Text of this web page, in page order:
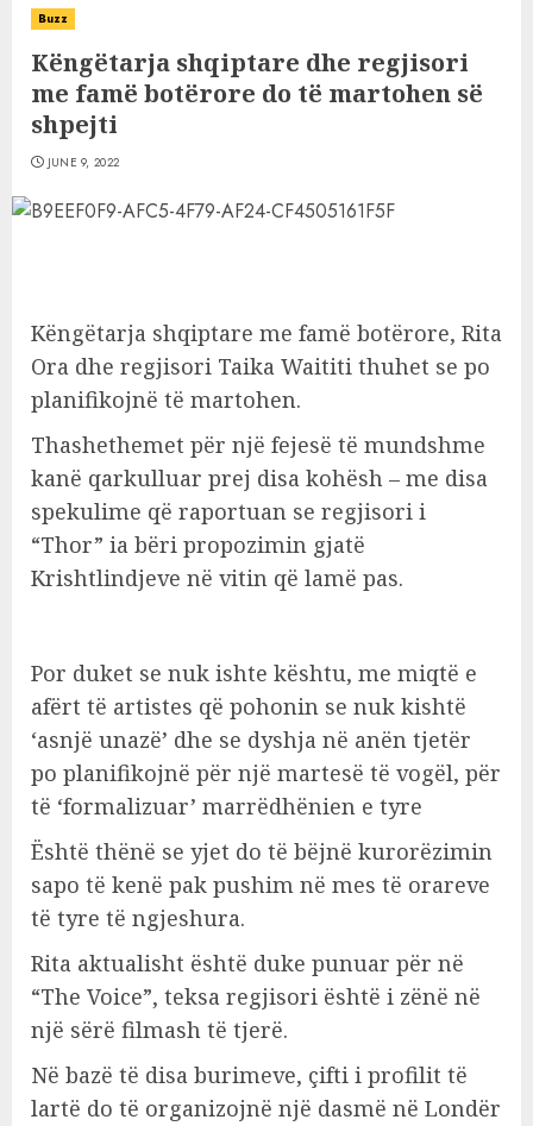
Buzz
Këngëtarja shqiptare dhe regjisori
me famë botërore do të martohen së
shpejti
JUNE 9, 2022
Këngëtarja shqiptare me famë botërore, Rita
Ora dhe regjisori Taika Waititi thuhet se po
planifikojnë të martohen.
Thashethemet për një fejesë të mundshme
kanë qarkulluar prej disa kohësh – me disa
spekulime që raportuan se regjisori i
“Thor” ia bëri propozimin gjatë
Krishtlindjeve në vitin që lamë pas.
Por duket se nuk ishte kështu, me miqtë e
afërt të artistes që pohonin se nuk kishtë
‘asnjë unazë’ dhe se dyshja në anën tjetër
po planifikojnë për një martesë të vogël, për
të ‘formalizuar’ marrëdhënien e tyre
Është thënë se yjet do të bëjnë kurorëzimin
sapo të kenë pak pushim në mes të orareve
të tyre të ngjeshura.
Rita aktualisht është duke punuar për në
“The Voice”, teksa regjisori është i zënë në
një sërë filmash të tjerë.
Në bazë të disa burimeve, çifti i profilit të
lartë do të organizojnë një dasmë në Londër